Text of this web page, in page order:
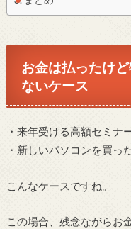
お金は払ったけ
ないケース
・来年受ける高額セミナ
・新しいパソコンを買っ
こんなケースですね。
この場合、残念ながらお